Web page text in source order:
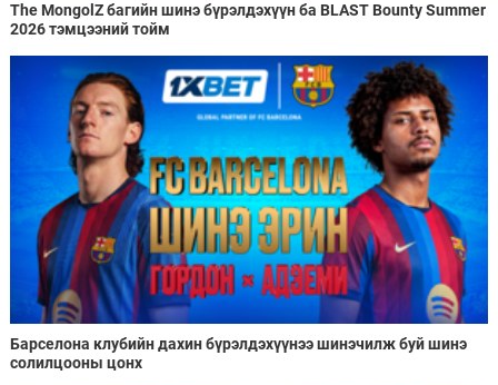
The MongolZ багийн шинэ бүрэлдэхүүн ба BLAST Bounty Summer
2026 тэмцээний тойм
Барселона клубийн дахин бүрэлдэхүүнээ шинэчилж буй шинэ
солилцооны цонх